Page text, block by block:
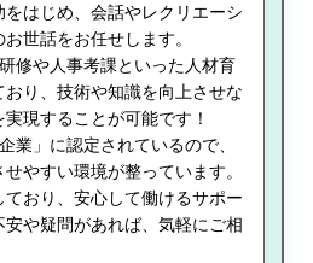
はじめ、会話やレクリエーシ
世話をお任せします。
修や人事考課といった人材育
り、技術や知識を向上させな
現することが可能です！
業」に認定されているので、
やすい環境が整っています。
おり、安心して働けるサポー
安や疑問があれば、気軽にご相